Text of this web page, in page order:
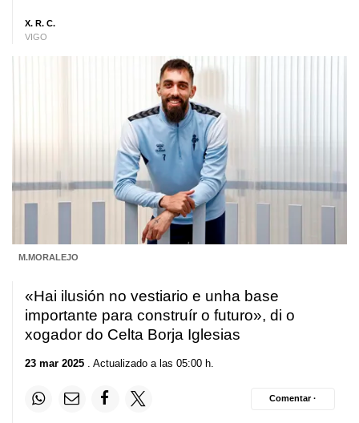
X. R. C.
VIGO
M.MORALEJO
«Hai ilusión no vestiario e unha base
importante para construír o futuro», di o
xogador do Celta Borja Iglesias
23 mar 2025 . Actualizado a las 05:00 h.
Comentar ·